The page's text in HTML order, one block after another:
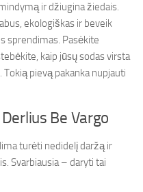
ir džiugina žiedais.
ekologiškas ir beveik
sprendimas. Pasėkite
kaip jūsų sodas virsta
pievą pakanka nupjauti
Be Vargo
turėti nedidelį daržą ir
Svarbiausia – daryti tai